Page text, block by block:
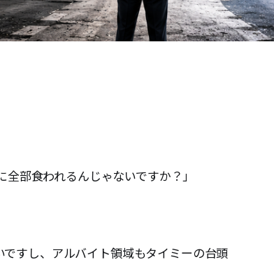
部食われるんじゃないですか？」
すし、アルバイト領域もタイミーの台頭